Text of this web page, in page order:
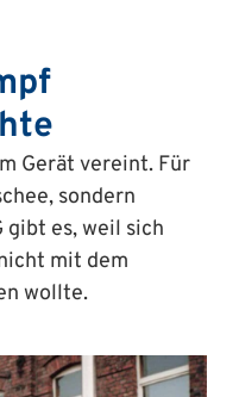
Gerät vereint. Für
sondern
gibt es, weil sich
mit dem
wollte.